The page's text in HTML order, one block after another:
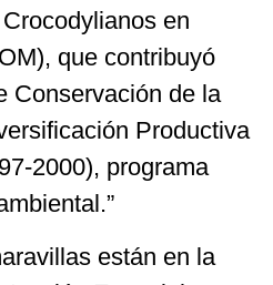
en
que contribuyó
Conservación de la
Productiva
2000), programa
están en la